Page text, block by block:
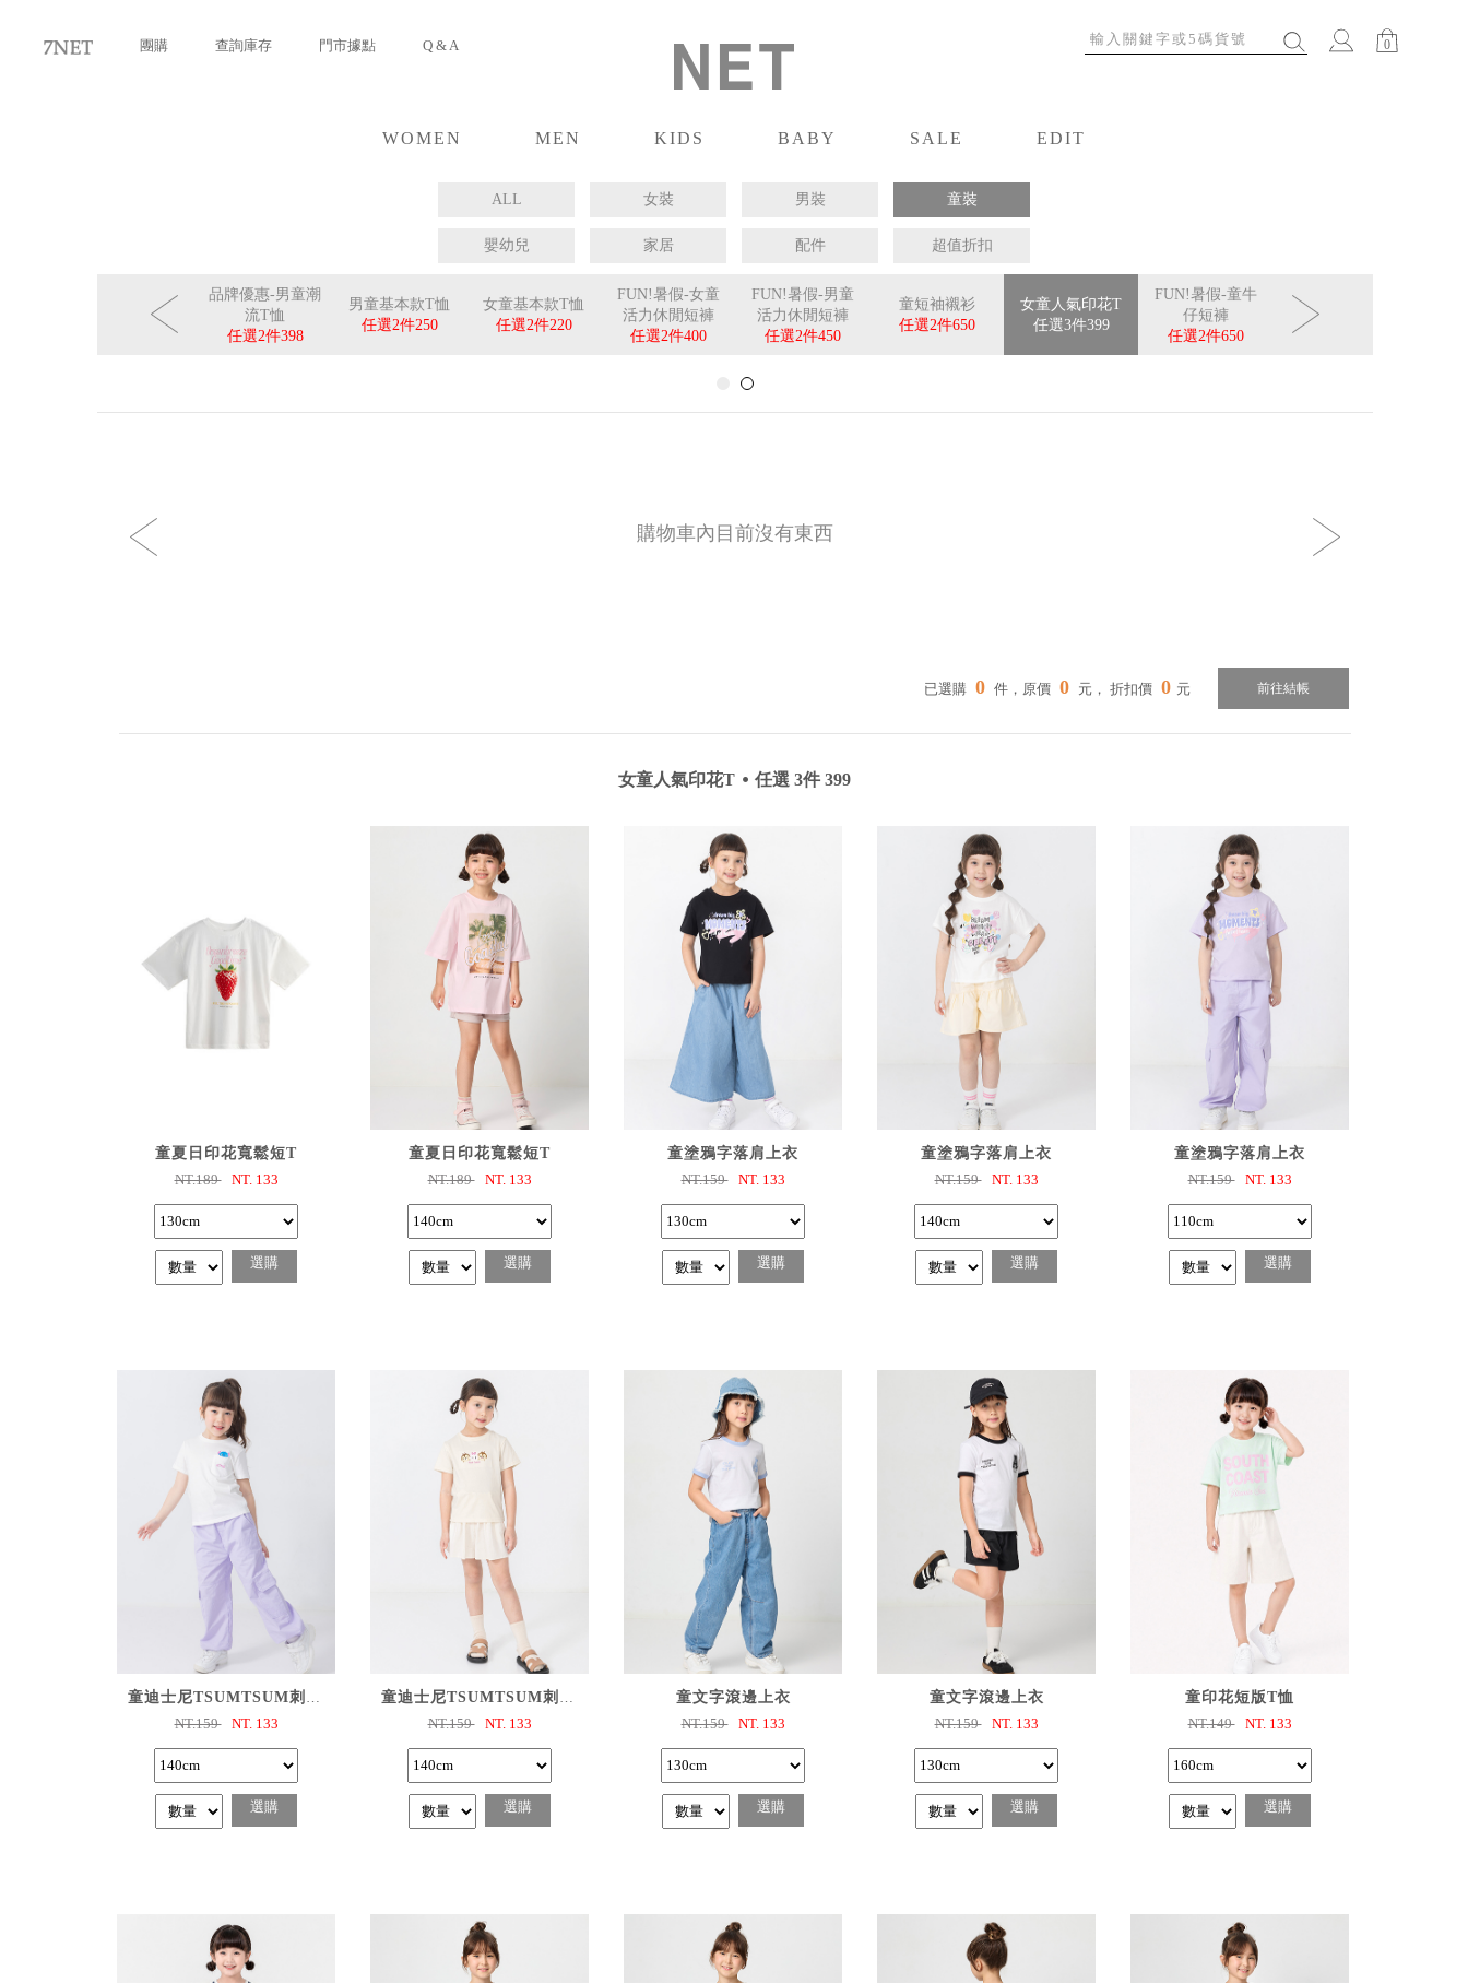
團購 查詢庫存 門市據點 Q & A 0
WOMEN
MEN
KIDS
BABY
SALE
EDIT
ALL 女裝 男裝 童裝
嬰幼兒 家居 配件 超值折扣
FUN!暑假-男童
針織運動褲
品牌優惠-男童潮
流T恤
任選2件398
男童基本款T恤
任選2件250
女童基本款T恤
任選2件220
FUN!暑假-女童
活力休閒短褲
任選2件400
FUN!暑假-男童
活力休閒短褲
任選2件450
童短袖襯衫
任選2件650
女童人氣印花T
任選3件399
FUN!暑假-童牛
仔短褲
任選2件650
購物車內目前沒有東西
已選購 0 件，原價 0 元， 折扣價 0 元 前往結帳
女童人氣印花T ⦁ 任選 3件 399
已選購
童夏日印花寬鬆短T
NT.189
NT. 133
選購
已選購
童夏日印花寬鬆短T
NT.189
NT. 133
選購
已選購
童塗鴉字落肩上衣
NT.159
NT. 133
選購
已選購
童塗鴉字落肩上衣
NT.159
NT. 133
選購
已選購
童塗鴉字落肩上衣
NT.159
NT. 133
選購
已選購
童迪士尼TSUMTSUM刺繡T恤
NT.159
NT. 133
選購
已選購
童迪士尼TSUMTSUM刺繡T恤
NT.159
NT. 133
選購
已選購
童文字滾邊上衣
NT.159
NT. 133
選購
已選購
童文字滾邊上衣
NT.159
NT. 133
選購
已選購
童印花短版T恤
NT.149
NT. 133
選購